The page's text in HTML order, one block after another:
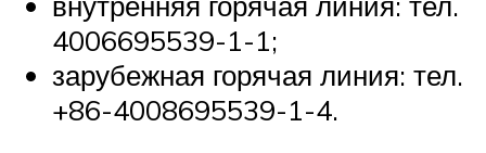
4006695539-1-1;
зарубежная горячая линия: тел.
+86-4008695539-1-4.